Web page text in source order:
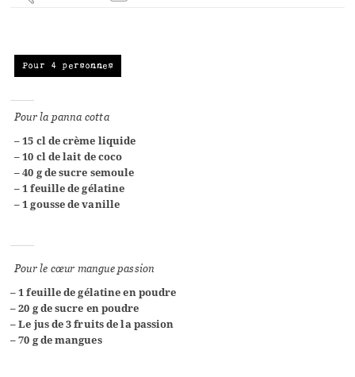
Pour 4 personnes
Pour la panna cotta
– 15 cl de crème liquide
– 10 cl de lait de coco
– 40 g de sucre semoule
– 1 feuille de gélatine
– 1 gousse de vanille
Pour le cœur mangue passion
– 1 feuille de gélatine en poudre
– 20 g de sucre en poudre
– Le jus de 3 fruits de la passion
– 70 g de mangues